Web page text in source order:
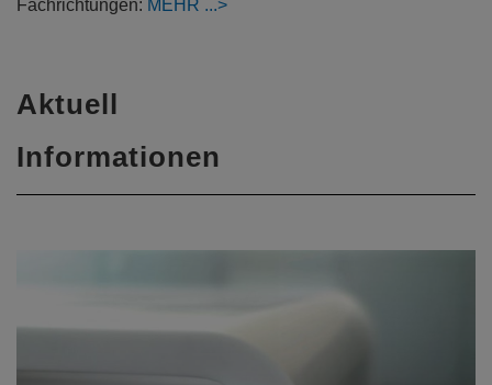
Fachrichtungen: MEHR
Aktuell
Informationen